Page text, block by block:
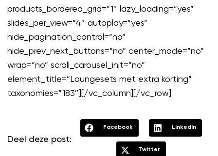
products_bordered_grid=”1″ lazy_loading=”yes”
slides_per_view=”4″ autoplay=”yes”
hide_pagination_control=”no”
hide_prev_next_buttons=”no” center_mode=”no”
wrap=”no” scroll_carousel_init=”no”
element_title=”Loungesets met extra korting”
taxonomies=”183″][/vc_column][/vc_row]
Deel deze post:
Facebook LinkedIn
Twitter